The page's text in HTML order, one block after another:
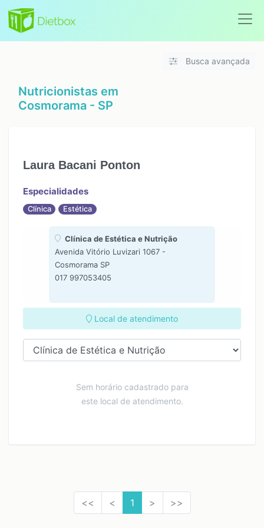
Busca avançada
Nutricionistas em
Cosmorama - SP
Laura Bacani Ponton
Especialidades
Clínica Estética
Clínica de Estética e Nutrição
Avenida Vitório Luvizari 1067 -
Cosmorama SP
017 997053405
Local de atendimento
Sem horário cadastrado para
este local de atendimento.
<< < 1 > >>